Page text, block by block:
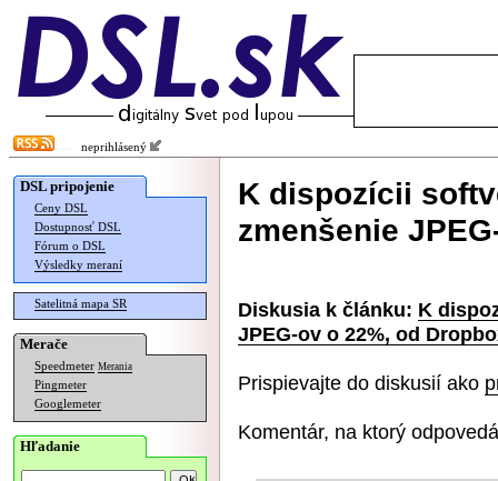
neprihlásený
DSL pripojenie
Ceny DSL
Dostupnosť DSL
Fórum o DSL
Výsledky meraní
Satelitná mapa SR
Merače
Speedmeter Merania
Pingmeter
Googlemeter
Hľadanie
K dispozícii
zmenšenie
Diskusia k článku: K
JPEG-ov o 22%, od
Prispievajte do diskusií ako
Komentár, na ktorý